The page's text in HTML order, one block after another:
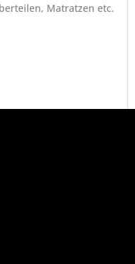
Matratzen etc.